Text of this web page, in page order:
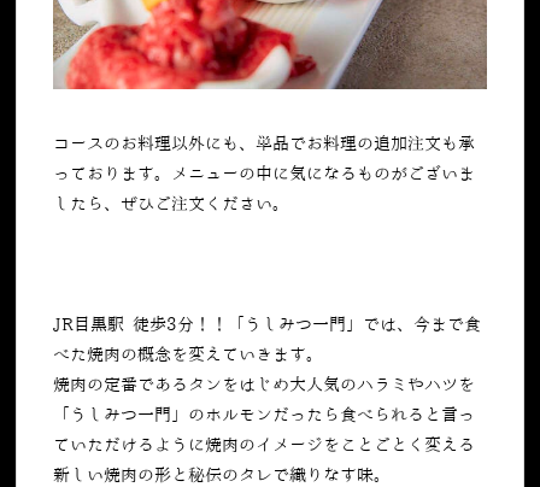
コースのお料理以外にも、単品でお料理の追加注文も承
っております。メニューの中に気になるものがございま
したら、ぜひご注文ください。
JR目黒駅 徒歩3分！！「うしみつ一門」では、今まで食
べた焼肉の概念を変えていきます。
焼肉の定番であるタンをはじめ大人気のハラミやハツを
「うしみつ一門」のホルモンだったら食べられると言っ
ていただけるように焼肉のイメージをことごとく変える
新しい焼肉の形と秘伝のタレで織りなす味。